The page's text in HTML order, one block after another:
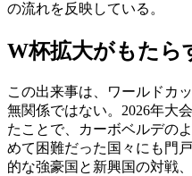
の流れを反映している。
W杯拡大がもたら
この出来事は、ワールドカ
無関係ではない。2026年大
たことで、カーボベルデの
めて困難だった国々にも門
的な強豪国と新興国の対戦